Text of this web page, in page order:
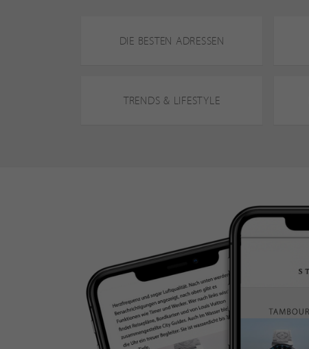
DIE BESTEN ADRESSEN
TRENDS & LIFESTYLE